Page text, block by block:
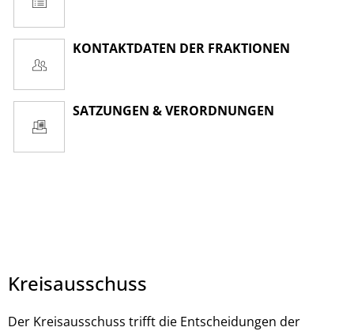
KONTAKTDATEN DER FRAKTIONEN
SATZUNGEN & VERORDNUNGEN
Kreisausschuss
Der Kreisausschuss trifft die Entscheidungen der